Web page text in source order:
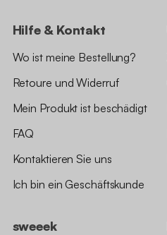
Hilfe & Kontakt
Wo ist meine Bestellung?
Retoure und Widerruf
Mein Produkt ist beschädigt
FAQ
Kontaktieren Sie uns
Ich bin ein Geschäftskunde
sweeek